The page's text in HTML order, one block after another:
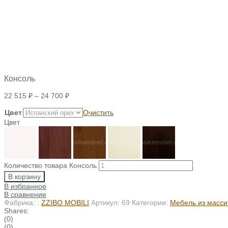
Консоль
22 515 ₽ – 24 700 ₽
Цвет
Очистить
Цвет
Количество товара Консоль
В корзину
В избранное
В сравнение
Фабрика: : ZZIBO MOBILI Артикул: 69 Категории: Мебель из
Shares:
(0)